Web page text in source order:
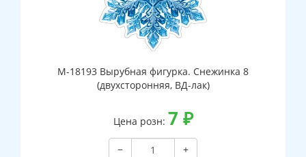
М-18193 Вырубная фигурка. Снежинка 8
(двухсторонняя, ВД-лак)
Цена розн: 7 ₽
−
+